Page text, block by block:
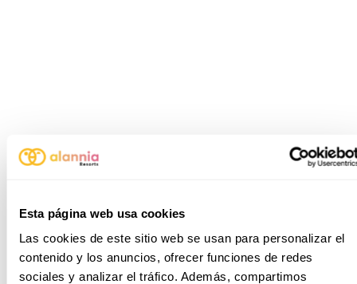
Esta página web usa cookies
Las cookies de este sitio web se usan para personalizar el
contenido y los anuncios, ofrecer funciones de redes
sociales y analizar el tráfico. Además, compartimos